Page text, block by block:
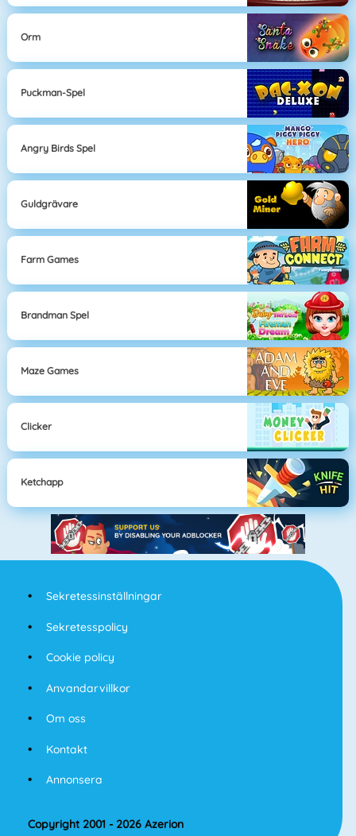
Orm
Puckman-Spel
Angry Birds Spel
Guldgrävare
Farm Games
Brandman Spel
Maze Games
Clicker
Ketchapp
Sekretessinställningar
Sekretesspolicy
Cookie policy
Anvandarvillkor
Om oss
Kontakt
Annonsera
Copyright 2001 - 2026 Azerion